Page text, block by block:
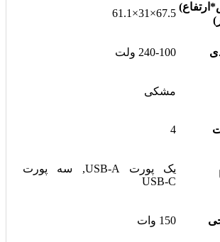
67.5×31×61.1
240-100 ولت
مشکی
4
یک پورت USB-A, سه پورت
USB-C
150 وات